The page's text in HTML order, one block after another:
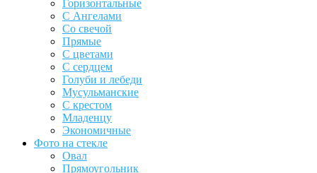
Горизонтальные
С Ангелами
Со свечой
Прямые
С цветами
С сердцем
Голуби и лебеди
Мусульманские
С крестом
Младенцу
Экономичные
Фото на стекле
Овал
Прямоугольник